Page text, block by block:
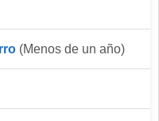
(Menos de un año)